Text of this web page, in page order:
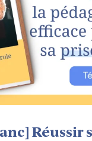
Réussir